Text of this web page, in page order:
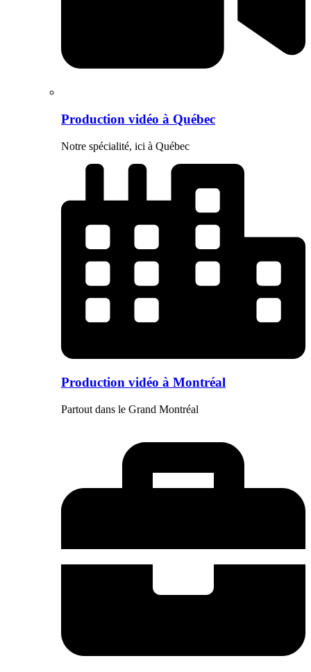
Production vidéo à Québec
Notre spécialité, ici à Québec
Production vidéo à Montréal
Partout dans le Grand Montréal